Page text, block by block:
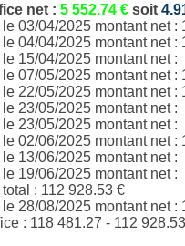
net : 5 552.74 € soit
03/04/2025 montant net :
04/04/2025 montant net :
le 15/04/2025 montant net
07/05/2025 montant net :
22/05/2025 montant net :
le 23/05/2025 montant net
le 23/05/2025 montant net
02/06/2025 montant net :
le 13/06/2025 montant net
le 19/06/2025 montant net
: 112 928.53 €
28/08/2025 montant net :
: 118 481.27 - 112 928.53